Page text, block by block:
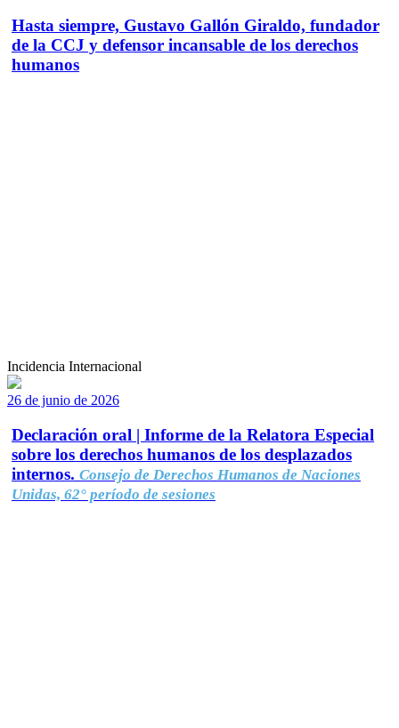
Hasta siempre, Gustavo Gallón Giraldo, fundador
de la CCJ y defensor incansable de los derechos
humanos
Incidencia Internacional
26 de junio de 2026
Declaración oral | Informe de la Relatora Especial
sobre los derechos humanos de los desplazados
internos. Consejo de Derechos Humanos de Naciones
Unidas, 62° período de sesiones